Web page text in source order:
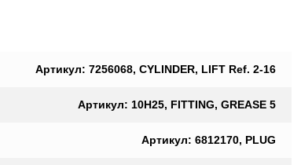
Артикул: 7256068, CYLINDER, LIFT Ref. 2-16
Артикул: 10H25, FITTING, GREASE 5
Артикул: 6812170, PLUG